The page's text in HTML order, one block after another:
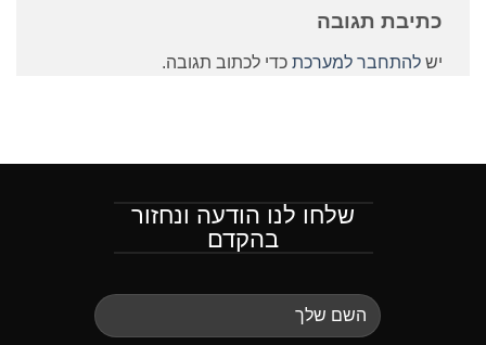
כתיבת תגובה
יש להתחבר למערכת כדי לכתוב תגובה.
שלחו לנו הודעה ונחזור
בהקדם